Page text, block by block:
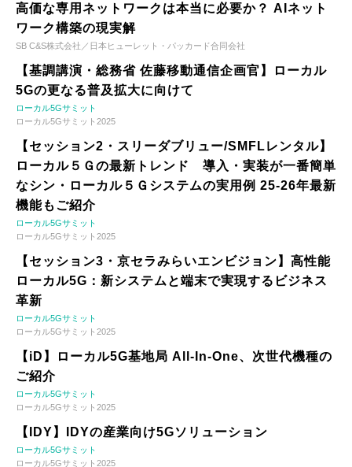
高価な専用ネットワークは本当に必要か？ AIネット
ワーク構築の現実解
SB C&S株式会社／日本ヒューレット・パッカード合同会社
【基調講演・総務省 佐藤移動通信企画官】ローカル
5Gの更なる普及拡大に向けて
ローカル5Gサミット
ローカル5Gサミット2025
【セッション2・スリーダブリュー/SMFLレンタル】
ローカル５Ｇの最新トレンド 導入・実装が一番簡単
なシン・ローカル５Ｇシステムの実用例 25-26年最新
機能もご紹介
ローカル5Gサミット
ローカル5Gサミット2025
【セッション3・京セラみらいエンビジョン】高性能
ローカル5G：新システムと端末で実現するビジネス
革新
ローカル5Gサミット
ローカル5Gサミット2025
【iD】ローカル5G基地局 All-In-One、次世代機種の
ご紹介
ローカル5Gサミット
ローカル5Gサミット2025
【IDY】IDYの産業向け5Gソリューション
ローカル5Gサミット
ローカル5Gサミット2025